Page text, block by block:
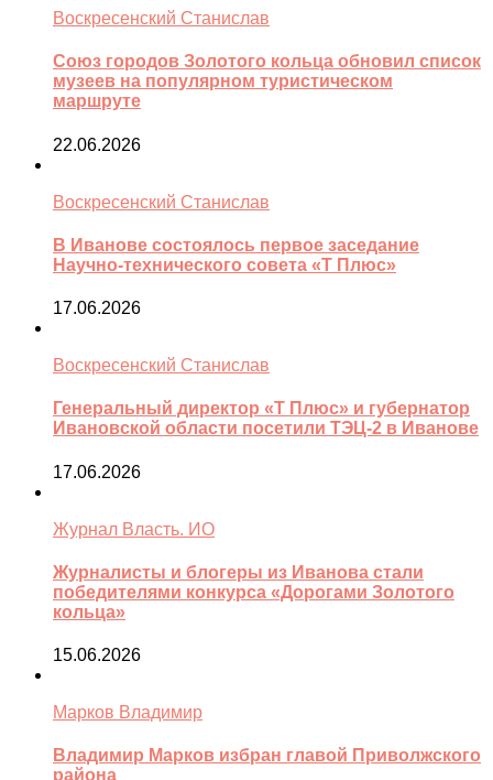
Воскресенский Станислав
Союз городов Золотого кольца обновил список
музеев на популярном туристическом
маршруте
22.06.2026
Воскресенский Станислав
В Иванове состоялось первое заседание
Научно-технического совета «Т Плюс»
17.06.2026
Воскресенский Станислав
Генеральный директор «Т Плюс» и губернатор
Ивановской области посетили ТЭЦ-2 в Иванове
17.06.2026
Журнал Власть. ИО
Журналисты и блогеры из Иванова стали
победителями конкурса «Дорогами Золотого
кольца»
15.06.2026
Марков Владимир
Владимир Марков избран главой Приволжского
района